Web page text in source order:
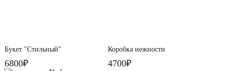
Букет "Стильный"
6800₽
Коробка нежности
4700₽